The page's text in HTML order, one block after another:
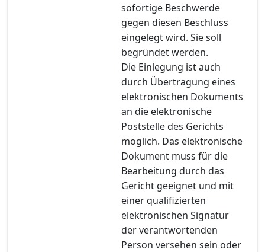
sofortige Beschwerde
gegen diesen Beschluss
eingelegt wird. Sie soll
begründet werden.
Die Einlegung ist auch
durch Übertragung eines
elektronischen Dokuments
an die elektronische
Poststelle des Gerichts
möglich. Das elektronische
Dokument muss für die
Bearbeitung durch das
Gericht geeignet und mit
einer qualifizierten
elektronischen Signatur
der verantwortenden
Person versehen sein oder